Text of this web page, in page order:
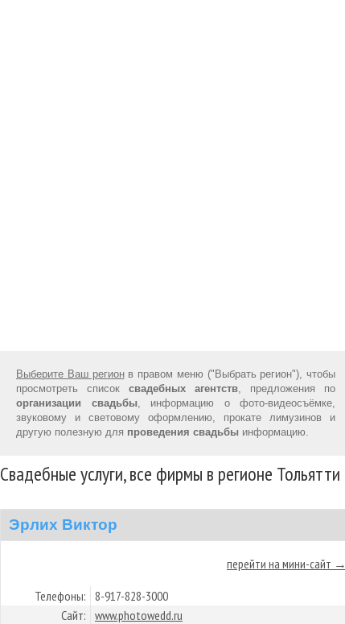
Выберите Ваш регионв правом меню ("Выбрать регион"), чтобы
просмотреть список свадебных агентств, предложения по
организации свадьбы, информацию о фото-видеосъёмке,
звуковому и световому оформлению, прокате лимузинов и
другую полезную для проведения свадьбы информацию.
Свадебные услуги, все фирмы в регионе Тольятти
Эрлих Виктор
перейти на мини-сайт →
Телефоны: 8-917-828-3000
Сайт: www.photowedd.ru